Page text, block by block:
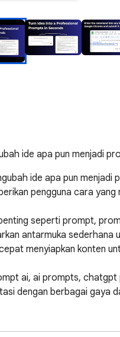
ide apa pun menjadi
ide apa pun
pengguna cara
seperti prompt,
antarmuka sederhana
menyiapkan konten
ai, ai prompts,
dengan berbagai gaya
sementara kreator